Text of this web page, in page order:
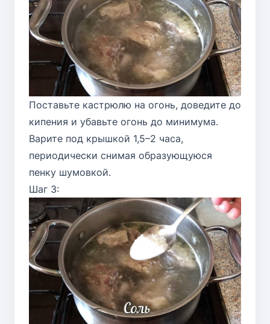
Поставьте кастрюлю на огонь, доведите до
кипения и убавьте огонь до минимума.
Варите под крышкой 1,5–2 часа,
периодически снимая образующуюся
пенку шумовкой.
Шаг 3: